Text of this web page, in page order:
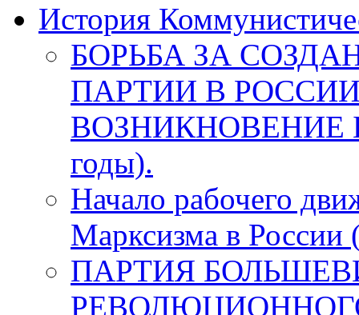
История
БОРЬБА ЗА
ПАРТИИ В
ВОЗНИКНОВЕНИЕ
годы).
Начало рабочего
Марксизма в России
ПАРТИЯ